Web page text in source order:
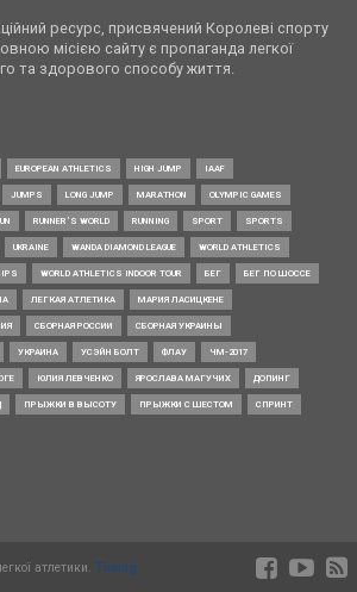
ресурс, присвячений Королеві спорту
місією сайту є пропаганда легкої
та здорового способу життя.
EUROPEAN ATHLETICS HIGH JUMP IAAF
JUMPS LONG JUMP MARATHON OLYMPIC GAMES
RUNNER’S WORLD RUNNING SPORT SPORTS
UKRAINE WANDA DIAMOND LEAGUE WORLD ATHLETICS
WORLD ATHLETICS INDOOR TOUR БЕГ БЕГ ПО ШОССЕ
ЛЕГКАЯ АТЛЕТИКА МАРИЯ ЛАСИЦКЕНЕ
СБОРНАЯ РОССИИ СБОРНАЯ УКРАИНЫ
УКРАИНА УСЭЙН БОЛТ ФЛАУ ЧМ-2017
ЮЛИЯ ЛЕВЧЕНКО ЯРОСЛАВА МАГУЧИХ ДОПИНГ
ПРЫЖКИ В ВЫСОТУ ПРЫЖКИ С ШЕСТОМ СПРИНТ
атлетики. Timing